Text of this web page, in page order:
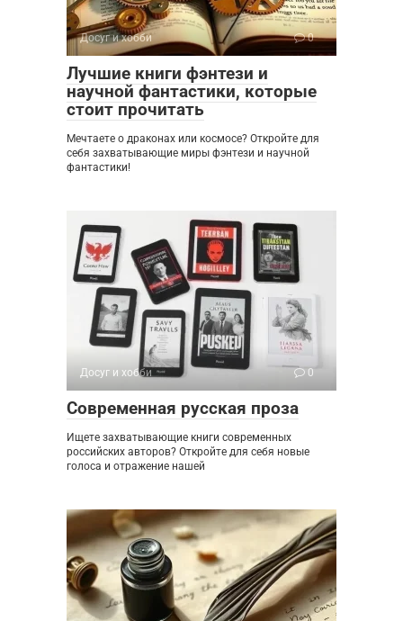
Досуг и хобби 0
Лучшие книги фэнтези и
научной фантастики, которые
стоит прочитать
Мечтаете о драконах или космосе? Откройте для
себя захватывающие миры фэнтези и научной
фантастики!
Досуг и хобби 0
Современная русская проза
Ищете захватывающие книги современных
российских авторов? Откройте для себя новые
голоса и отражение нашей